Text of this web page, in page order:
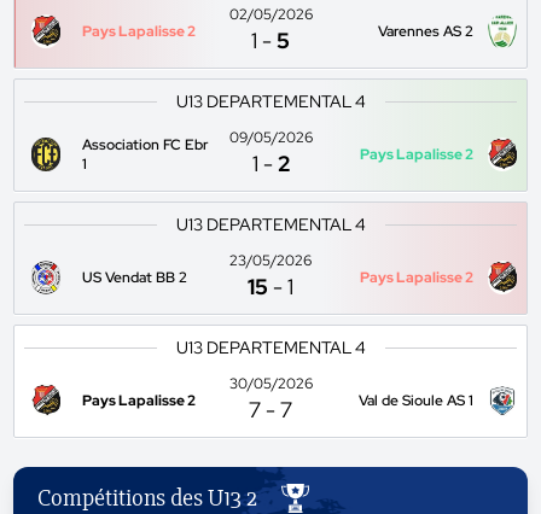
Pays Lapalisse 2
02/05/2026
1 -5 Varennes AS 2
U13 DEPARTEMENTAL 4
Association FC Ebr
1
09/05/2026
1 -2 Pays Lapalisse 2
U13 DEPARTEMENTAL 4
US Vendat BB 2
23/05/2026
15 -1 Pays Lapalisse 2
U13 DEPARTEMENTAL 4
Pays Lapalisse 2
30/05/2026
7 -7 Val de Sioule AS 1
Compétitions des U13 2